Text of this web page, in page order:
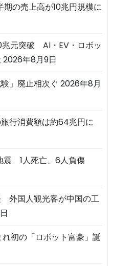
の売上高が10兆円規模に
兆元突破 AI・EV・ロボッ
2026年8月9日
」廃止相次ぐ 2026年8月
行消費額は約64兆円に
震 1人死亡、6人負傷
外国人観光客が中国の工
初の「ロボット富豪」誕